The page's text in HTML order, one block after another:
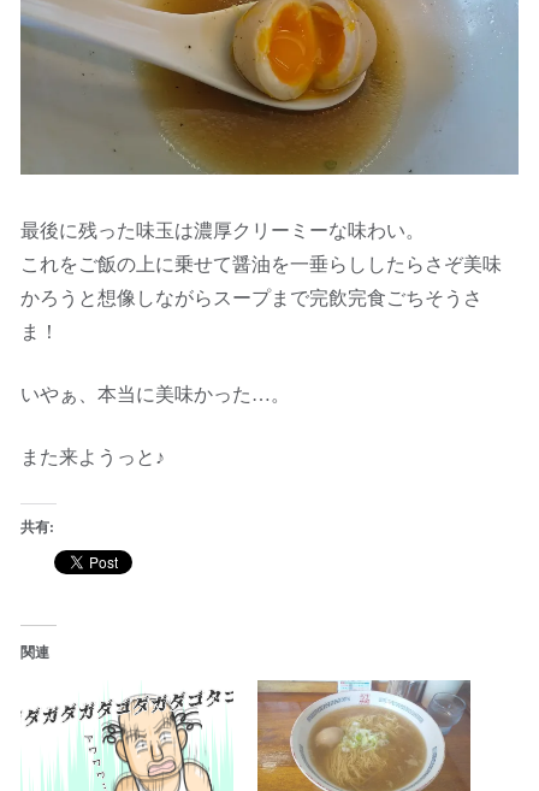
最後に残った味玉は濃厚クリーミーな味わい。
これをご飯の上に乗せて醤油を一垂らししたらさぞ美味
かろうと想像しながらスープまで完飲完食ごちそうさ
ま！
いやぁ、本当に美味かった…。
また来ようっと♪
共有:
関連